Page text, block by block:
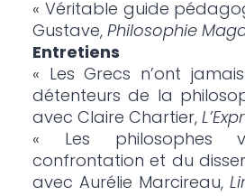
« Véritable guide
Gustave, Philosophie
Entretiens
« Les Grecs n’ont
détenteurs de la
avec Claire Chartier,
« Les philosophes
confrontation et du
avec Aurélie Marcireau,